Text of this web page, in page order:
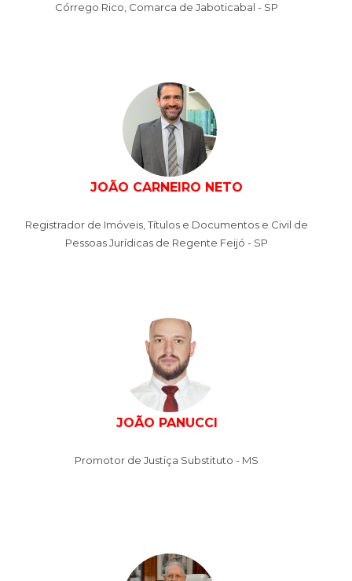
Córrego Rico, Comarca de Jaboticabal - SP
JOÃO CARNEIRO NETO
Registrador de Imóveis, Títulos e Documentos e Civil de
Pessoas Jurídicas de Regente Feijó - SP
JOÃO PANUCCI
Promotor de Justiça Substituto - MS